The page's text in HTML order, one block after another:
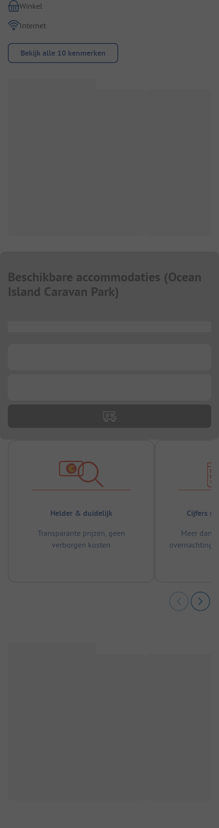
Winkel
Internet
Bekijk alle 10 kenmerken
Beschikbare accommodaties (Ocean
Island Caravan Park)
Helder & duidelijk
Transparante prijzen, geen
verborgen kosten
Cijfers
Meer dan